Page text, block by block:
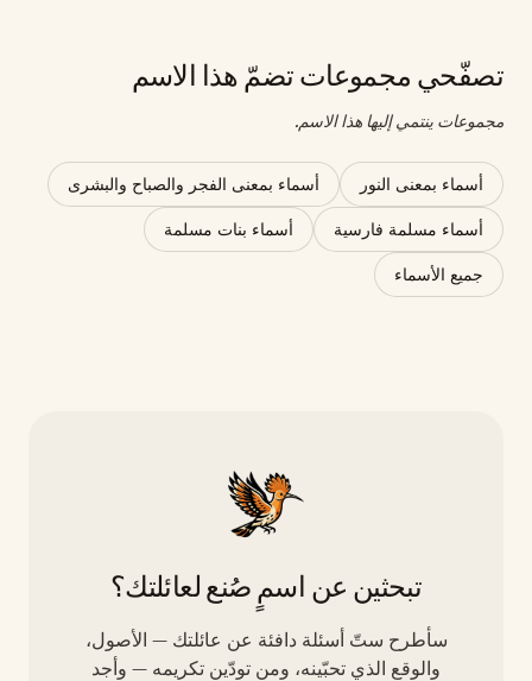
تصفّحي مجموعات تضمّ هذا الاسم
مجموعات ينتمي إليها هذا الاسم.
أسماء بمعنى النور أسماء بمعنى الفجر والصباح والبشرى
أسماء مسلمة فارسية أسماء بنات مسلمة
جميع الأسماء
تبحثين عن اسمٍ صُنع لعائلتك؟
سأطرح ستّ أسئلة دافئة عن عائلتك — الأصول،
والوقع الذي تحبّينه، ومن تودّين تكريمه — وأجد